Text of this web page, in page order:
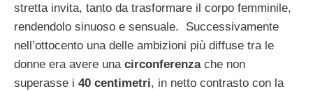
stretta invita, tanto da trasformare il corpo femminile,
rendendolo sinuoso e sensuale. Successivamente
nell’ottocento una delle ambizioni più diffuse tra le
donne era avere una circonferenza che non
superasse i 40 centimetri, in netto contrasto con la